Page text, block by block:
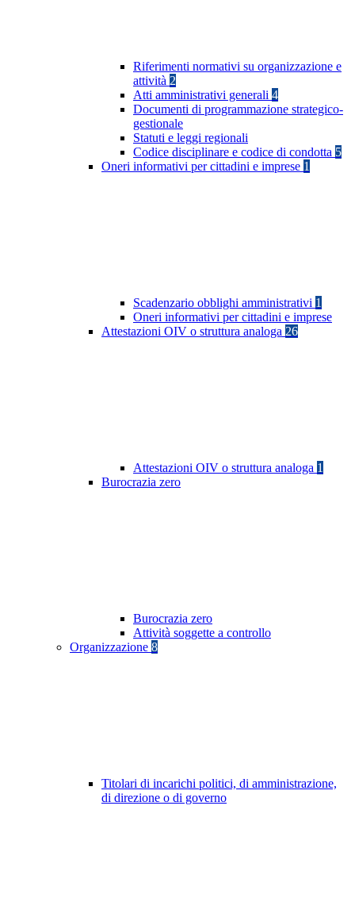
Riferimenti normativi su organizzazione e
attività 2
Atti amministrativi generali 4
Documenti di programmazione strategico-
gestionale
Statuti e leggi regionali
Codice disciplinare e codice di condotta 5
Oneri informativi per cittadini e imprese 1
Scadenzario obblighi amministrativi 1
Oneri informativi per cittadini e imprese
Attestazioni OIV o struttura analoga 26
Attestazioni OIV o struttura analoga 1
Burocrazia zero
Burocrazia zero
Attività soggette a controllo
Organizzazione 8
Titolari di incarichi politici, di amministrazione,
di direzione o di governo